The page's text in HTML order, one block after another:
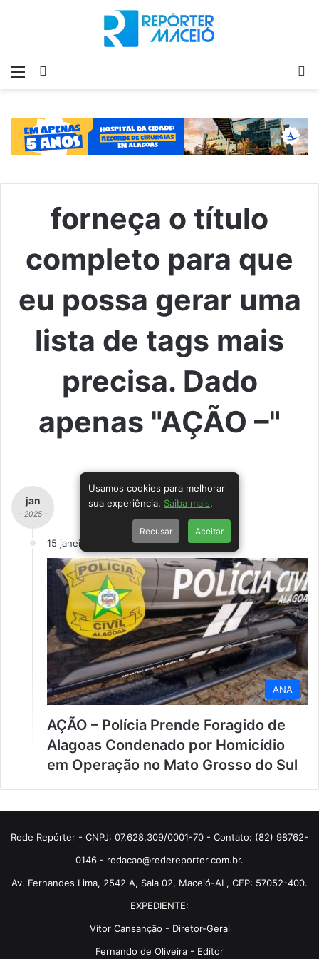
Menu
forneça o título
completo para que
eu possa gerar uma
lista de tags mais
precisa. Dado
apenas "AÇÃO –"
jan
- 2025 -
15 janeiro
ANA
AÇÃO – Polícia Prende Foragido de
Alagoas Condenado por Homicídio
em Operação no Mato Grosso do Sul
Rede Repórter - CNPJ: 07.628.309/0001-70 - Contato: (82) 98762-
0146 - redacao@redereporter.com.br.
Av. Fernandes Lima, 2542 A, Sala 02, Maceió-AL, CEP: 57052-400.
EXPEDIENTE:
Vitor Cansanção - Diretor-Geral
Fernando de Oliveira - Editor
Usamos cookies para melhorar
sua experiência. Saiba mais
Recusar Aceitar